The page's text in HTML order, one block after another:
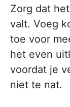
Zorg dat
valt. Voeg
toe voor
het even
voordat je
niet te nat.